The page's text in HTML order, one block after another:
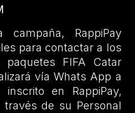
RappiPay
para contactar a los
FIFA Catar
vía Whats App a
en RappiPay,
de su Personal